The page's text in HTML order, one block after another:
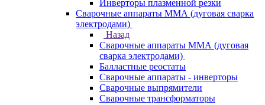
Инверторы плазменной резки
Сварочные аппараты ММА (дуговая сварка
электродами)
Назад
Сварочные аппараты ММА (дуговая
сварка электродами)
Балластные реостаты
Сварочные аппараты - инверторы
Сварочные выпрямители
Сварочные трансформаторы